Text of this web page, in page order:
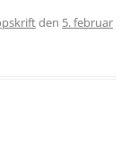
den 5. februar